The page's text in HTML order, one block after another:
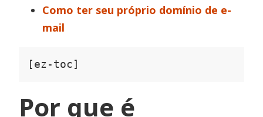
Como ter seu próprio domínio de e-
mail
[ez-toc]
Por que é